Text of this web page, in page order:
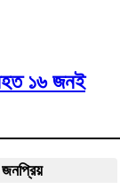
১৬ জনই
জনপ্রিয়